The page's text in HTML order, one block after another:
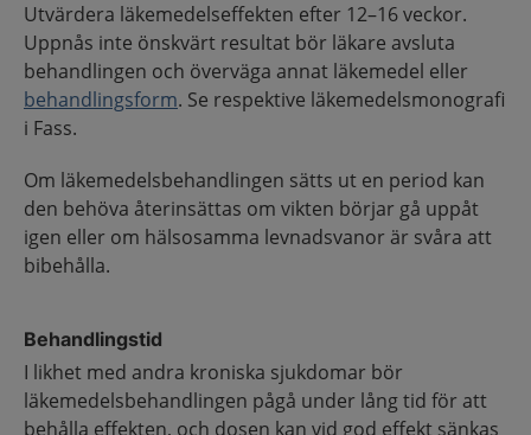
Utvärdera läkemedelseffekten efter 12–16 veckor.
Uppnås inte önskvärt resultat bör läkare avsluta
behandlingen och överväga annat läkemedel eller
behandlingsform. Se respektive läkemedelsmonografi
i Fass.
Om läkemedelsbehandlingen sätts ut en period kan
den behöva återinsättas om vikten börjar gå uppåt
igen eller om hälsosamma levnadsvanor är svåra att
bibehålla.
Behandlingstid
I likhet med andra kroniska sjukdomar bör
läkemedelsbehandlingen pågå under lång tid för att
behålla effekten, och dosen kan vid god effekt sänkas